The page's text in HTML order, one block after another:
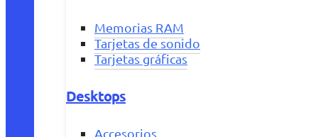
Memorias RAM
Tarjetas de sonido
Tarjetas gráficas
Desktops
Accesorios